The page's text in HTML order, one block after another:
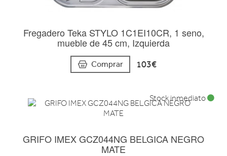
Fregadero Teka STYLO 1C1EI10CR, 1 seno,
mueble de 45 cm, Izquierda
Comprar 103€
GRIFO IMEX GCZ044NG BELGICA NEGRO
MATE
Stock inmediato